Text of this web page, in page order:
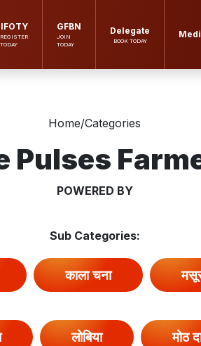
IFOTY
REGISTER
TODAY
GFBN
JOIN
TODAY
Delegate
BOOK TODAY
Home/Categories
Pulses
POWERED BY
Sub Categories:
काला चना
लोबिया मोठ